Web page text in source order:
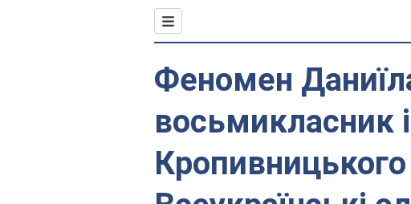
Феномен
восьмикласник